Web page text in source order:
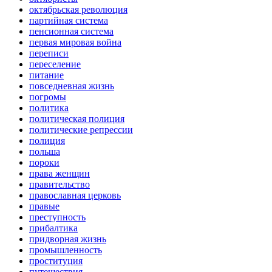
октябрьская революция
партийная система
пенсионная система
первая мировая война
переписи
переселение
питание
повседневная жизнь
погромы
политика
политическая полиция
политические репрессии
полиция
польша
пороки
права женщин
правительство
православная церковь
правые
преступность
прибалтика
придворная жизнь
промышленность
проституция